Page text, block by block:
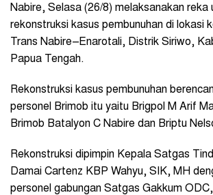
Nabire, Selasa (26/8) melaksanakan reka
rekonstruksi kasus pembunuhan di lokasi
Trans Nabire–Enarotali, Distrik Siriwo,
Papua Tengah.
Rekonstruksi kasus pembunuhan
personel Brimob itu yaitu Brigpol M Arif
Brimob Batalyon C Nabire dan Briptu
Rekonstruksi dipimpin Kepala Satgas
Damai Cartenz KBP Wahyu, SIK, MH
personel gabungan Satgas Gakkum